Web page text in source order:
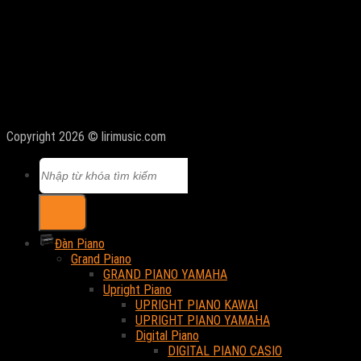
Copyright 2026 © lirimusic.com
Tìm
kiếm:
Đàn Piano
Grand Piano
GRAND PIANO YAMAHA
Upright Piano
UPRIGHT PIANO KAWAI
UPRIGHT PIANO YAMAHA
Digital Piano
DIGITAL PIANO CASIO